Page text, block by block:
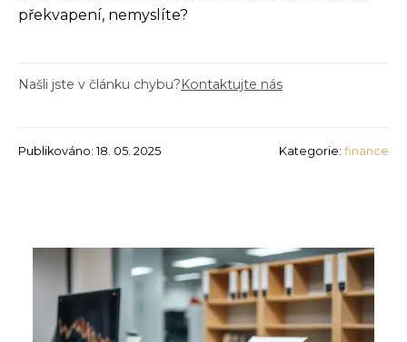
překvapení, nemyslíte?
Našli jste v článku chybu?Kontaktujte nás
Publikováno: 18. 05. 2025 Kategorie: finance